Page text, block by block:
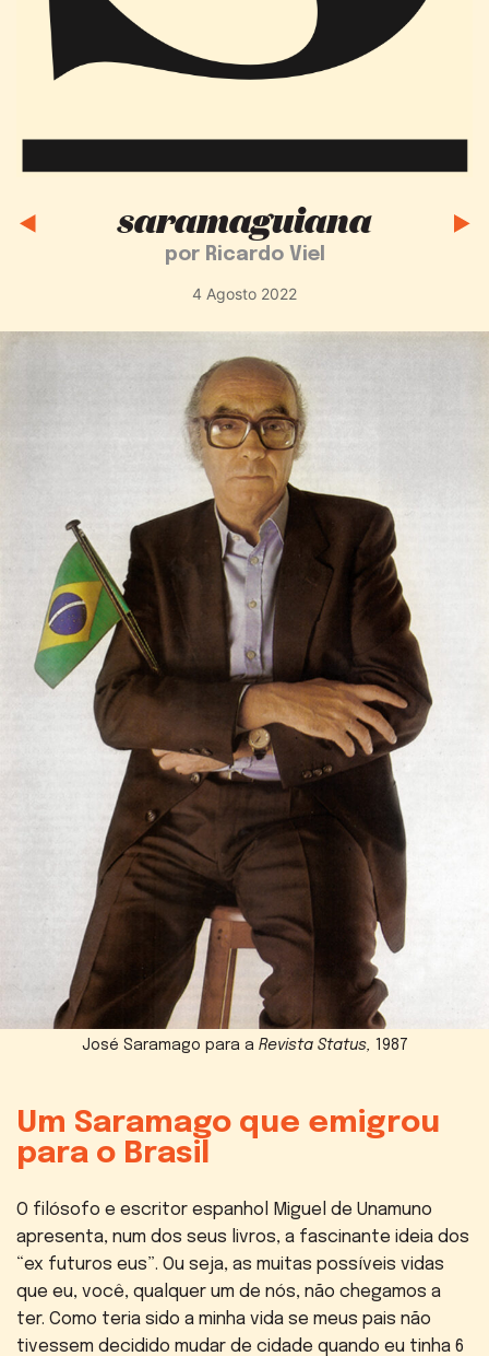
saramaguiana
por Ricardo Viel
4 Agosto 2022
José Saramago para a Revista Status, 1987
Um Saramago que emigrou
para o Brasil
O filósofo e escritor espanhol Miguel de Unamuno
apresenta, num dos seus livros, a fascinante ideia dos
“ex futuros eus”. Ou seja, as muitas possíveis vidas
que eu, você, qualquer um de nós, não chegamos a
ter. Como teria sido a minha vida se meus pais não
tivessem decidido mudar de cidade quando eu tinha 6